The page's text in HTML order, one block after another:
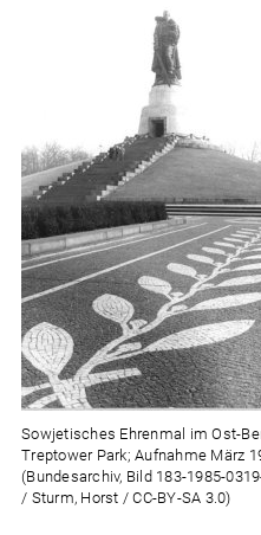
Sowjetisches Ehrenmal im Ost-
Treptower Park; Aufnahme März
(Bundesarchiv, Bild 183-1985-
/ Sturm, Horst / CC-BY-SA 3.0)